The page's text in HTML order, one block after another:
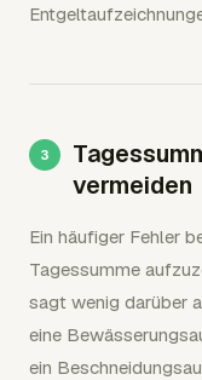
vermeiden
Ein häufiger Fehler
Tagessumme
sagt wenig darüber
eine
ein